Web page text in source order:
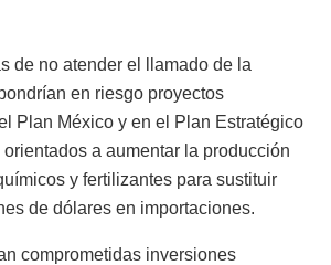
de no atender el llamado de la
en riesgo proyectos
Plan México y en el Plan Estratégico
a aumentar la producción
y fertilizantes para sustituir
de dólares en importaciones.
comprometidas inversiones